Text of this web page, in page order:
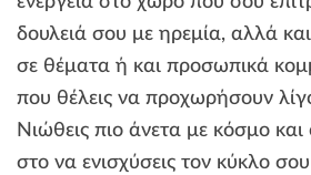
δουλειά σου με ηρεμία, αλλά
σε θέματα ή και προσωπικά
που θέλεις να προχωρήσουν
Νιώθεις πιο άνετα με κόσμο
στο να ενισχύσεις τον κύκλο